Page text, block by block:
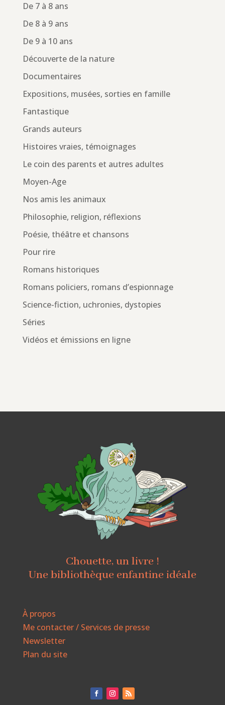
De 7 à 8 ans
De 8 à 9 ans
De 9 à 10 ans
Découverte de la nature
Documentaires
Expositions, musées, sorties en famille
Fantastique
Grands auteurs
Histoires vraies, témoignages
Le coin des parents et autres adultes
Moyen-Age
Nos amis les animaux
Philosophie, religion, réflexions
Poésie, théâtre et chansons
Pour rire
Romans historiques
Romans policiers, romans d’espionnage
Science-fiction, uchronies, dystopies
Séries
Vidéos et émissions en ligne
Chouette, un livre !
Une bibliothèque enfantine idéale
À propos
Me contacter / Services de presse
Newsletter
Plan du site